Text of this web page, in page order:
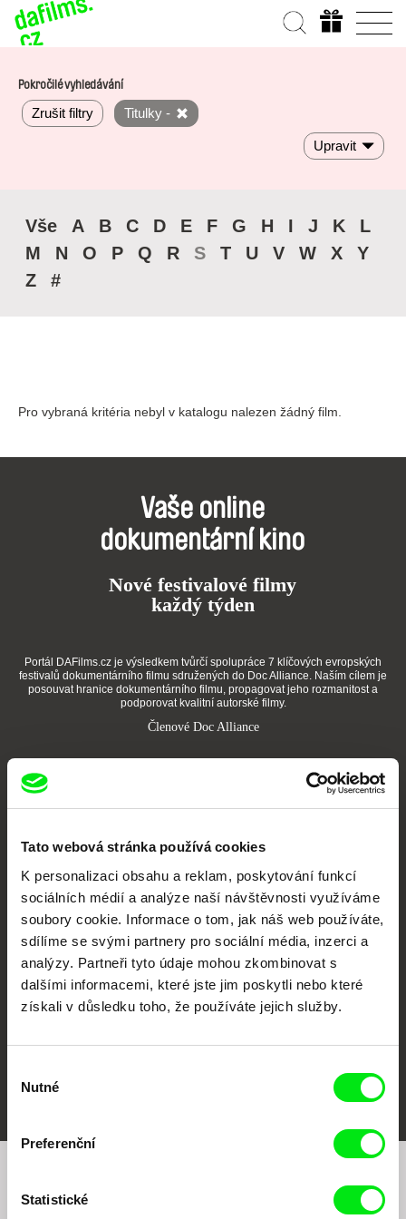
Tato webová stránka používá cookies
K personalizaci obsahu a reklam, poskytování funkcí
sociálních médií a analýze naší návštěvnosti využíváme
soubory cookie. Informace o tom, jak náš web používáte,
sdílíme se svými partnery pro sociální média, inzerci a
analýzy. Partneři tyto údaje mohou zkombinovat s
dalšími informacemi, které jste jim poskytli nebo které
získali v důsledku toho, že používáte jejich služby.
souhlasu
Nutné
Preferenční
Statistické
Pokročilé vyhledávání
Zrušit filtry Titulky -
Upravit
Vše A B C D E F G H I J K
L
M
N O P Q R S T U V W X
Y
Z
#
Pro vybraná kritéria nebyl v katalogu nalezen žádný film.
Vaše online
dokumentární kino
Nové festivalové filmy
každý týden
Portál DAFilms.cz je výsledkem tvůrčí spolupráce 7 klíčových evropských
festivalů dokumentárního filmu sdružených do Doc Alliance. Naším cílem je
posouvat hranice dokumentárního filmu, propagovat jeho rozmanitost a
podporovat kvalitní autorské filmy.
Členové Doc Alliance
CPH:DOX Doclisboa
Millennium Docs
Against Gravity
DOK Leipzig
Chcete být pravidelně informováni o našem